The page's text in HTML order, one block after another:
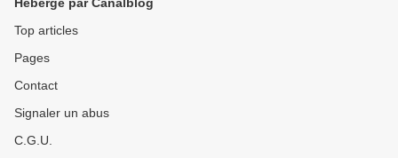
Top articles
Pages
Contact
Signaler un abus
C.G.U.